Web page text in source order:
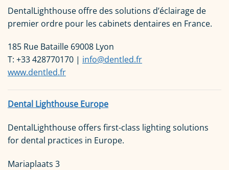
DentalLighthouse offre des solutions d’éclairage de
premier ordre pour les cabinets dentaires en France.
185 Rue Bataille 69008 Lyon
T: +33 428770170 | info@dentled.fr
www.dentled.fr
Dental Lighthouse Europe
DentalLighthouse offers first-class lighting solutions
for dental practices in Europe.
Mariaplaats 3